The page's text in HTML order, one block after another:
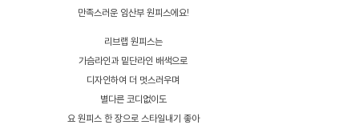
만족스러운 임산부 원피스에요!
리브랩 원피스는
가슴라인과 밑단라인 배색으로
디자인하여 더 멋스러우며
별다른 코디없이도
요 원피스 한 장으로 스타일내기 좋아